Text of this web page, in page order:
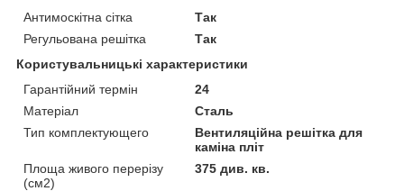
Антимоскітна сітка
Так
Регульована решітка
Так
Користувальницькі характеристики
Гарантійний термін
24
Матеріал
Сталь
Тип комплектующего
Вентиляційна решітка для
каміна пліт
Площа живого перерізу
(см2)
375 див. кв.